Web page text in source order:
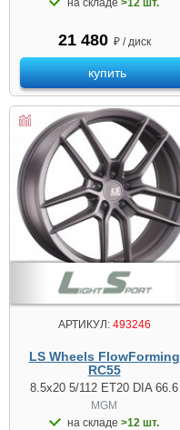
на складе >12 шт.
21 480 ₽ / диск
купить
АРТИКУЛ:493246
LS Wheels FlowForming
RC55
8.5x20 5/112 ET20 DIA 66.6
MGM
на складе >12 шт.